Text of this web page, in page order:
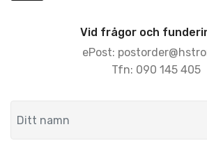
Vid frågor och
ePost:
Tfn: 090 145 405